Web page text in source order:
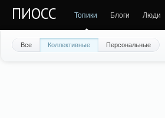
ПИОСС Топики Блоги Люди
Все Коллективные Персональные